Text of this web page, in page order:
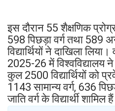
इस दौरान 55 शैक्षणिक
598 पिछड़ा वर्ग तथा 589
विद्यार्थियों ने दाखिला
2025-26 में विश्वविद्यालय
कुल 2500 विद्यार्थियों को
1143 सामान्य वर्ग, 636
जाति वर्ग के विद्यार्थी शामिल